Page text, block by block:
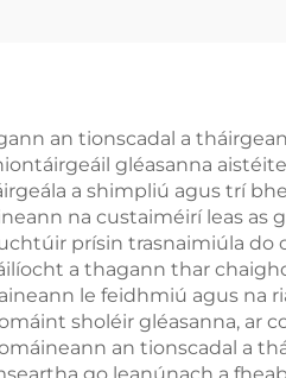
1200W, 1800W,
3000W, 4 i 1, le
in ionadú,
nm, 808 nm,
nm, 1064 nm
an tionscadal a
gléasanna
a shimpliú agus trí
na custaiméirí leas as
prísin trasnaimiúla do
a thagann thar
le feidhmiú agus na
sholéir gléasanna, ar
an tionscadal a